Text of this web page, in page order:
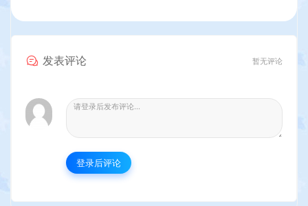
发表评论 暂无评论
登录后评论